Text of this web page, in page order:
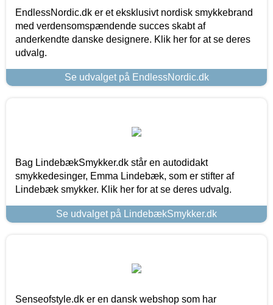
EndlessNordic.dk er et eksklusivt nordisk smykkebrand
med verdensomspændende succes skabt af
anderkendte danske designere. Klik her for at se deres
udvalg.
Se udvalget på EndlessNordic.dk
Bag LindebækSmykker.dk står en autodidakt
smykkedesinger, Emma Lindebæk, som er stifter af
Lindebæk smykker. Klik her for at se deres udvalg.
Se udvalget på LindebækSmykker.dk
Senseofstyle.dk er en dansk webshop som har